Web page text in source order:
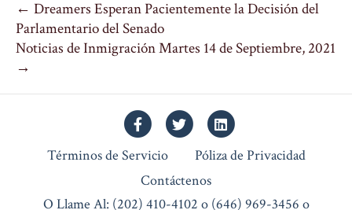
← Dreamers Esperan Pacientemente la Decisión del
Parlamentario del Senado
Noticias de Inmigración Martes 14 de Septiembre, 2021
→
FacebookTwitterLinkedin
Términos de Servicio
Póliza de Privacidad
Contáctenos
O Llame Al: (202) 410-4102 o (646) 969-3456 o